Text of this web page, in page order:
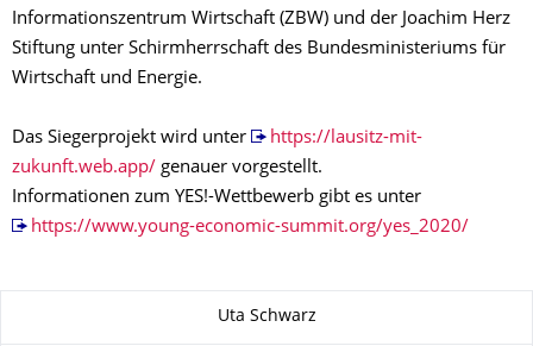
Informationszentrum Wirtschaft (ZBW) und der Joachim Herz
Stiftung unter Schirmherrschaft des Bundesministeriums für
Wirtschaft und Energie.
Das Siegerprojekt wird unter
https://lausitz-mit-
zukunft.web.app/ genauer vorgestellt.
Informationen zum YES!-Wettbewerb gibt es unter
https://www.young-economic-summit.org/yes_2020/
Uta Schwarz